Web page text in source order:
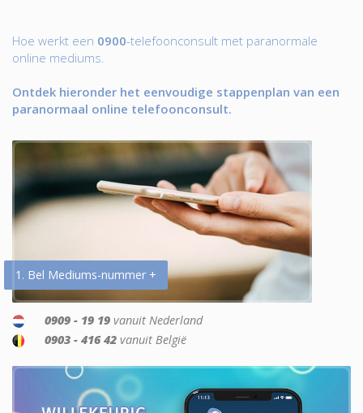
Hoe werkt een 0900-telefoonconsult met paranormale
online mediums.
Ontdek hieronder het eenvoudige stappenplan van een
paranormaal online telefoonconsult.
1. Bel Mediums-nummer +
0909 - 19 19 vanuit Nederland
0903 - 416 42 vanuit België